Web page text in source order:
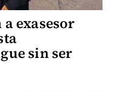
exasesor
sin ser